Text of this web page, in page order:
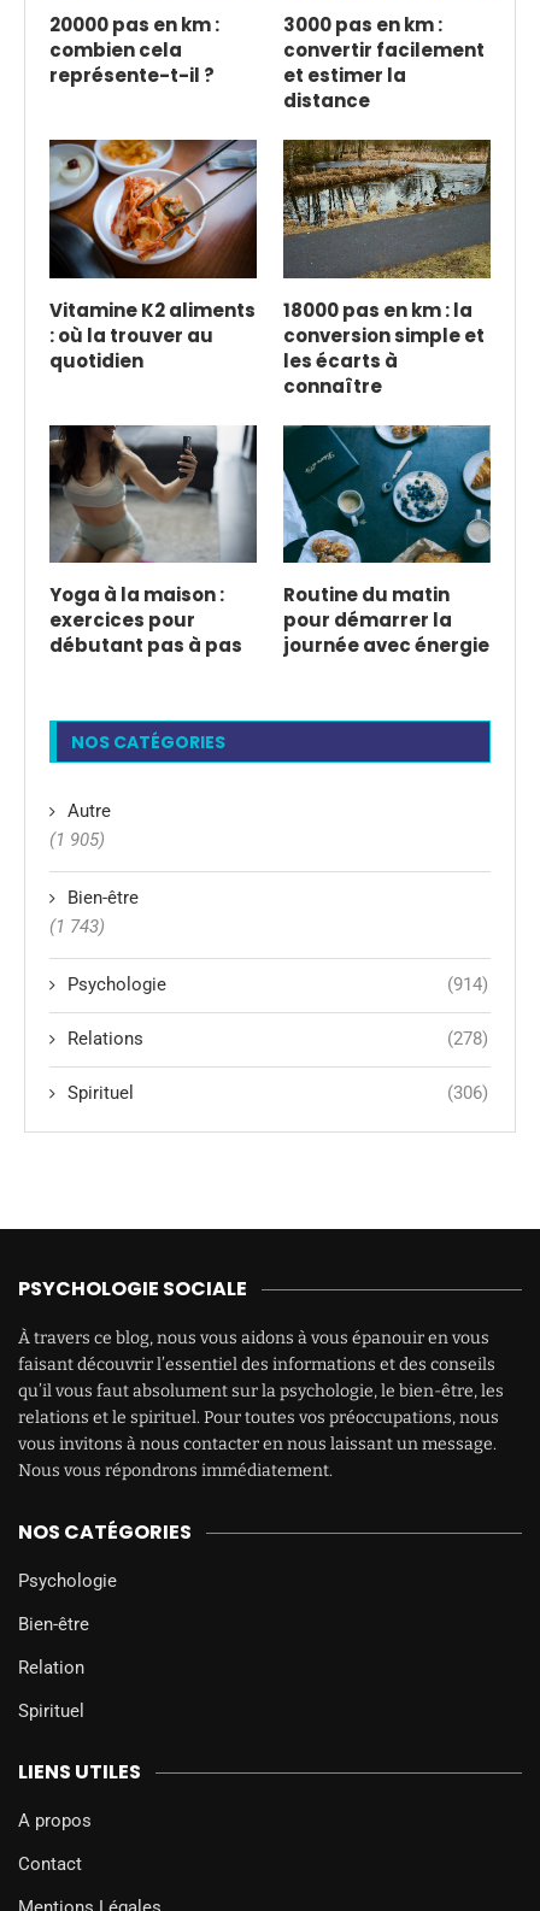
20000 pas en km :
combien cela
représente-t-il ?
3000 pas en km :
convertir facilement
et estimer la
distance
Vitamine K2 aliments
: où la trouver au
quotidien
18000 pas en km : la
conversion simple et
les écarts à
connaître
Yoga à la maison :
exercices pour
débutant pas à pas
Routine du matin
pour démarrer la
journée avec énergie
NOS CATÉGORIES
Autre
(1 905)
Bien-être
(1 743)
Psychologie (914)
Relations (278)
Spirituel (306)
PSYCHOLOGIE SOCIALE
À travers ce blog, nous vous aidons à vous épanouir en vous
faisant découvrir l’essentiel des informations et des conseils
qu’il vous faut absolument sur la psychologie, le bien-être, les
relations et le spirituel. Pour toutes vos préoccupations, nous
vous invitons à nous contacter en nous laissant un message.
Nous vous répondrons immédiatement.
NOS CATÉGORIES
Psychologie
Bien-être
Relation
Spirituel
LIENS UTILES
A propos
Contact